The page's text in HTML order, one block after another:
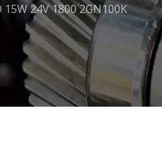
24V 1800 2GN100K